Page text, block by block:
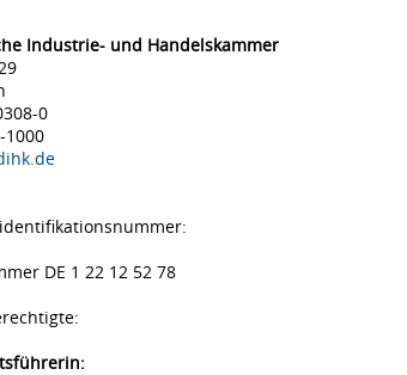
Industrie- und Handelskammer
0
1000
DE 1 22 12 52 78